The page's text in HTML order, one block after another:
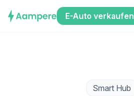
E-Auto verkaufen
Smart Hub